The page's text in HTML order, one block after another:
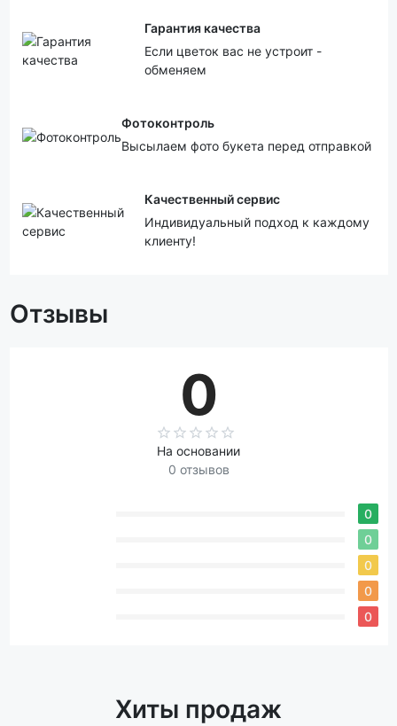
Гарантия качества
Если цветок вас не устроит -
обменяем
Фотоконтроль
Высылаем фото букета перед отправкой
Качественный сервис
Индивидуальный подход к каждому
клиенту!
Отзывы
0
На основании
0 отзывов
0
0
0
0
0
Хиты продаж